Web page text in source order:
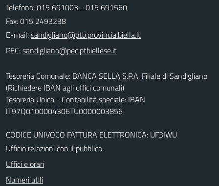
Telefono:015 691003 - 015 691560
Fax: 015 2493238
E-mail:
PEC:
Tesoreria Comunale: BANCA SELLA S.P.A. Filiale di Sandigliano
(Richiedere IBAN agli uffici comunali)
Tesoreria Unica - Contabilità speciale: IBAN
IT97Q0100004306TU0000003856
CODICE UNIVOCO FATTURA ELETTRONICA: UF3IWU
Ufficio relazioni con il pubblico
Uffici e orari
Numeri utili